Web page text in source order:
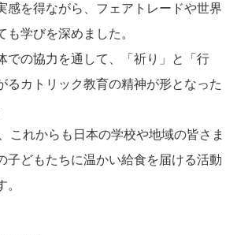
感を得ながら、フェアトレードや世界
も学びを深めました。
での協力を通して、「祈り」と「行
るカトリック教育の精神が形となった
これからも日本の学校や地域の皆さま
子どもたちに温かい給食を届ける活動